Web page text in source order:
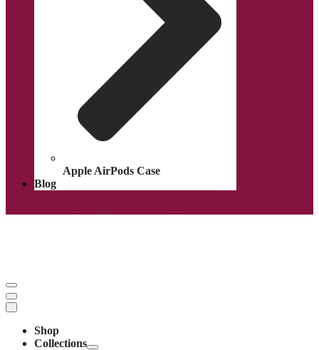
Apple AirPods Case
Blog
Shop
Collections